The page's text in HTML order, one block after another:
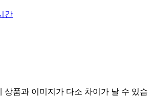
간
상품과 이미지가 다소 차이가 날 수 있습